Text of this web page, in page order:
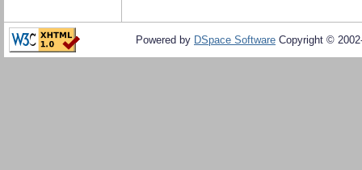
Powered by DSpace Software Copyright ©